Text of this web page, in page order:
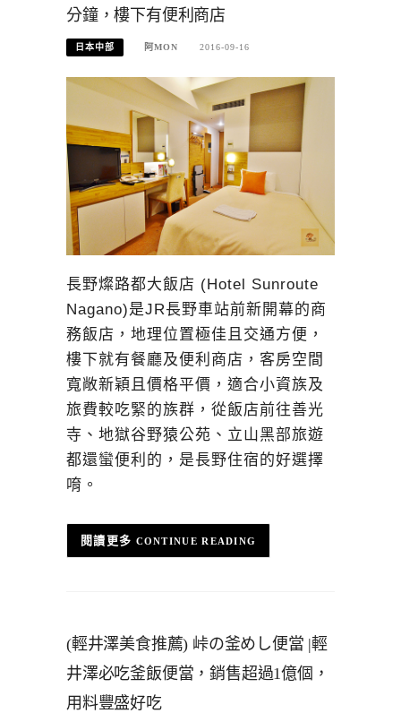
分鐘，樓下有便利商店
日本中部 阿MON 2016-09-16
長野燦路都大飯店 (Hotel Sunroute
Nagano)是JR長野車站前新開幕的商
務飯店，地理位置極佳且交通方便，
樓下就有餐廳及便利商店，客房空間
寬敞新穎且價格平價，適合小資族及
旅費較吃緊的族群，從飯店前往善光
寺、地獄谷野猿公苑、立山黑部旅遊
都還蠻便利的，是長野住宿的好選擇
唷。
CONTINUE READING
(輕井澤美食推薦) 峠の釜めし便當 |輕
井澤必吃釜飯便當，銷售超過1億個，
用料豐盛好吃